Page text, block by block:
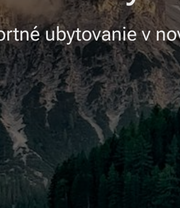
ubytovanie v